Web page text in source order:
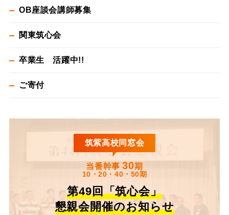
OB座談会講師募集
関東筑心会
卒業生 活躍中!!
ご寄付
筑紫高校同窓会
当番幹事30期
10・20・40・50期
第49回「筑心会」
懇親会開催のお知らせ